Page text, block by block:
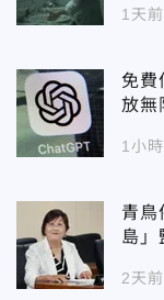
1天前
免
放無
1小
青鳥
島」
2天前